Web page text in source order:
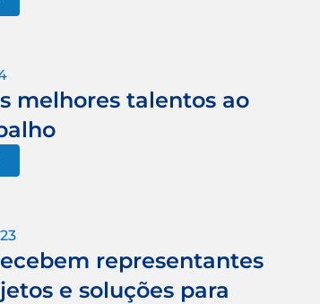
melhores talentos ao
representantes
e soluções para